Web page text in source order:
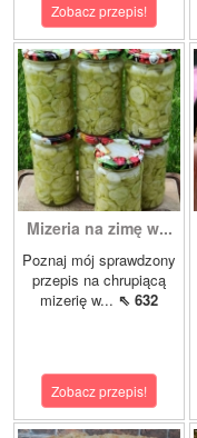
Zobacz przepis!
Mizeria na zimę w...
Poznaj mój sprawdzony
przepis na chrupiącą
mizerię w... ⇖ 632
Zobacz przepis!